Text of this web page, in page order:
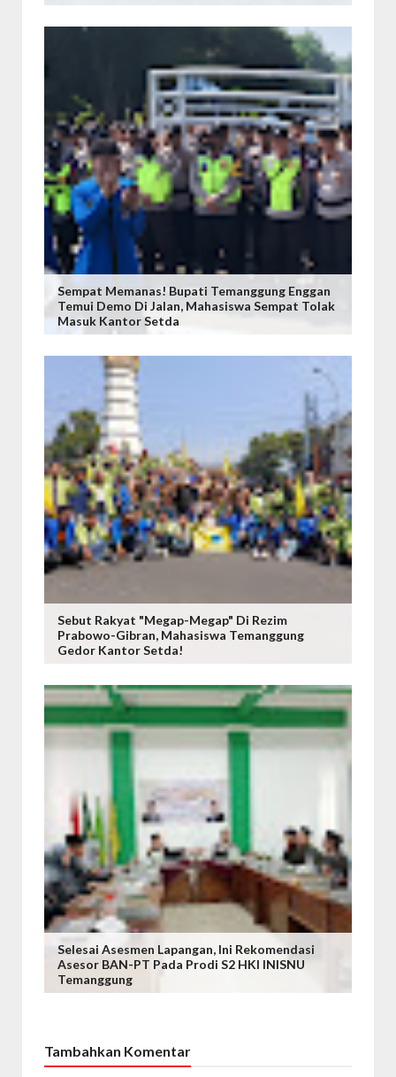
Sempat Memanas! Bupati Temanggung Enggan
Temui Demo Di Jalan, Mahasiswa Sempat Tolak
Masuk Kantor Setda
Sebut Rakyat "Megap-Megap" Di Rezim
Prabowo-Gibran, Mahasiswa Temanggung
Gedor Kantor Setda!
Selesai Asesmen Lapangan, Ini Rekomendasi
Asesor BAN-PT Pada Prodi S2 HKI INISNU
Temanggung
Tambahkan Komentar